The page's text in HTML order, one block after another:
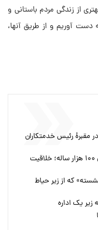
از زندگی مردم باستانی و
آوریم و از طریق آنها،
که در مقبرۀ رئیس خدمتکاران
کشف نمادهای رمزآلود در اشیای ۱۰۰ هزار ساله؛ خلاقیت
نِشسته» که از زیر حیاط